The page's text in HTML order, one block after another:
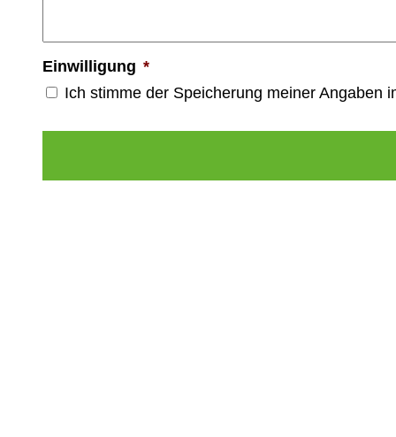
Einwilligung *
Ich stimme der Speicherung meiner Angaben